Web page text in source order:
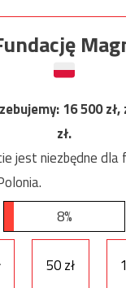
16 500
zł.
jest niezbędne dla
8%
50 zł